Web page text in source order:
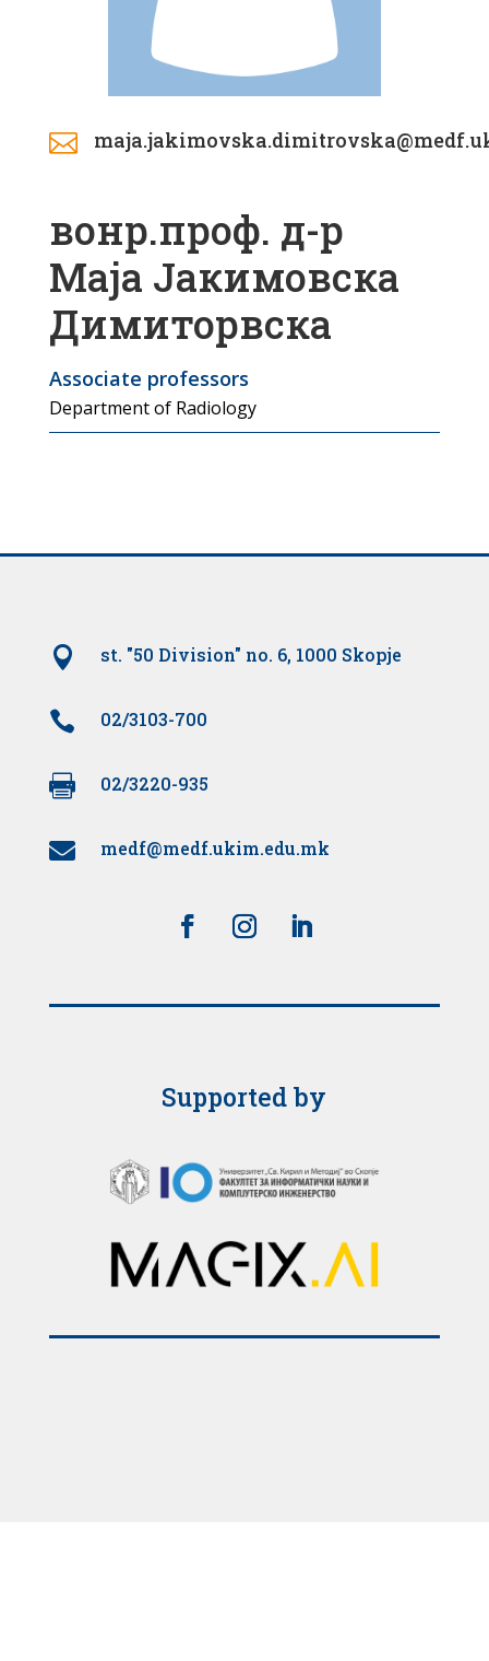

вонр.проф. д-р
Маја Јакимовска
Димиторвска
Associate professors
Department of Radiology
 st. "50 Division" no. 6, 1000 Skopje
 02/3103-700
 02/3220-935
 medf@medf.ukim.edu.mk
Supported by